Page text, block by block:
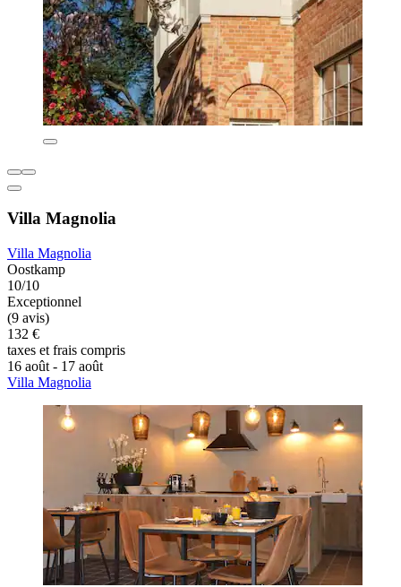
Villa Magnolia
Villa Magnolia
Oostkamp
10/10
Exceptionnel
(9 avis)
132 €
taxes et frais compris
16 août - 17 août
Villa Magnolia